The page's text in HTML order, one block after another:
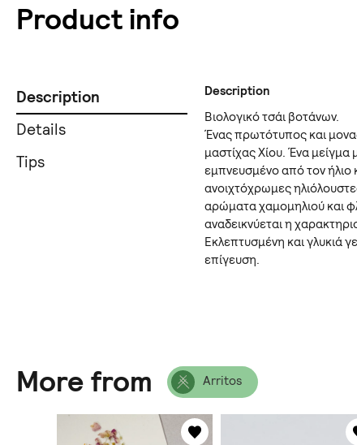
Product info
Description
Details
Tips
Description
Βιολογικό τσάι βοτάνων.
Ένας πρωτότυπος και
μαστίχας Χίου. Ένα μείγμα
εμπνευσμένο από τον
ανοιχτόχρωμες
αρώματα χαμομηλιού και
αναδεικνύεται η
Εκλεπτυσμένη και γλυκιά
επίγευση.
More from Arritos